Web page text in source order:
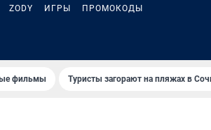
ZODY ИГРЫ ПРОМОКОДЫ
фильмы Туристы загорают на пляжах в